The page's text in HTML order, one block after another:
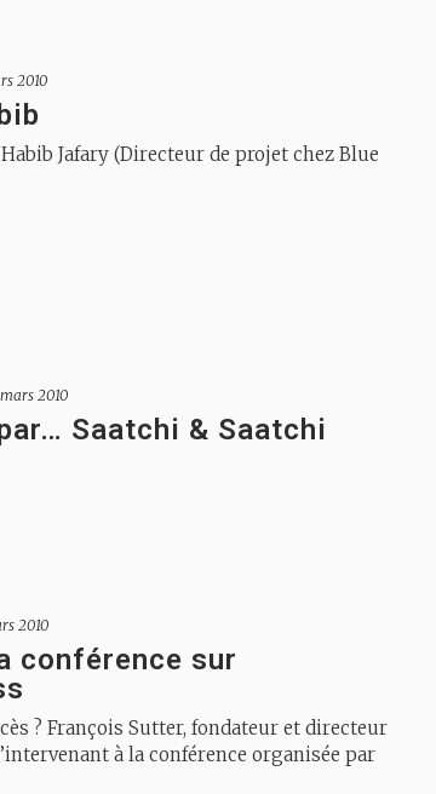
2010
Jafary (Directeur de projet chez Blue
2010
Saatchi & Saatchi
2010
conférence sur
? François Sutter, fondateur et directeur
à la conférence organisée par